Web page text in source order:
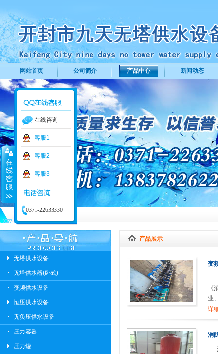
网站首页 公司简介 产品中心 新闻动态
无塔供水设备
无塔供水器(卧式)
变频供水设备
恒压供水设备
无负压供水设备
压力容器
压力罐
产品展示
变
《
业
详
消
在线咨询
客服1
客服2
客服3
0371-22633330